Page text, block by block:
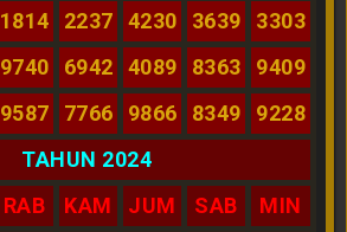
1814 2237 4230 3639
3303
9740 6942 4089 8363
9409
9587 7766 9866 8349
9228
TAHUN 2024
RAB KAM JUM SAB
MIN